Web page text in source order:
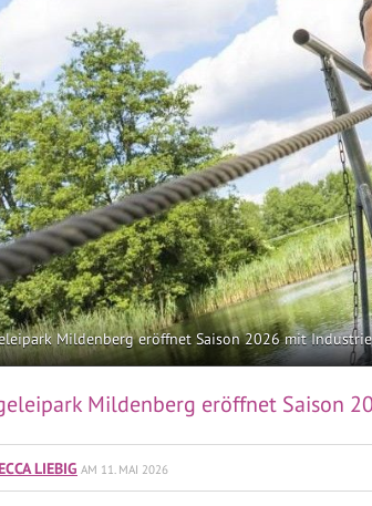
Mildenberg eröffnet Saison 2026 mit
Mildenberg eröffnet Saison
LIEBIG AM 11. MAI 2026